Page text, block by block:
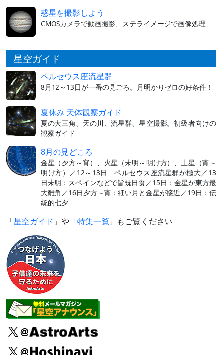
惑星を撮影しよう
CMOSカメラで動画撮影、ステライメージで画像処理
星空ガイド
ペルセウス座流星群
8月12～13日が一番の見ごろ。月明かりゼロの好条件！
夏休み 天体観察ガイド
夏の大三角、天の川、流星群、星空撮影。初級者向けの
観察ガイド
8月の見どころ
金星（夕方～宵）、火星（未明～明け方）、土星（宵～
明け方）／12～13日：ペルセウス座流星群が極大／13
日未明：スペインなどで皆既日食／15日：金星が東方最
大離角／16日夕方～宵：細い月と金星が接近／19日：伝
統的七夕
「星空ガイド 」や「特集一覧 」もご覧ください